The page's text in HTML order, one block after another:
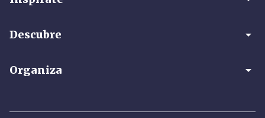
Descubre arrow_drop_down
Organiza arrow_drop_down